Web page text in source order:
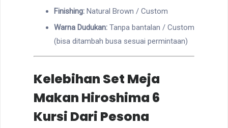
Finishing: Natural Brown / Custom
Warna Dudukan: Tanpa bantalan / Custom
(bisa ditambah busa sesuai permintaan)
Kelebihan Set Meja
Makan Hiroshima 6
Kursi Dari Pesona